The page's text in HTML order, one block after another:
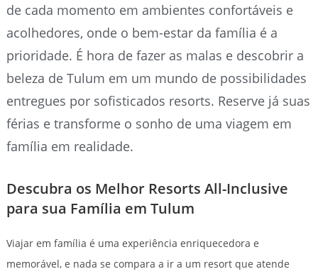
de cada momento em ambientes confortáveis e
acolhedores, onde o bem-estar da família é a
prioridade. É hora de fazer as malas e descobrir a
beleza de Tulum em um mundo de possibilidades
entregues por sofisticados resorts. Reserve já suas
férias e transforme o sonho de uma viagem em
família em realidade.
Descubra os Melhor Resorts All-Inclusive
para sua Família em Tulum
Viajar em família é uma experiência enriquecedora e
memorável, e nada se compara a ir a um resort que atende